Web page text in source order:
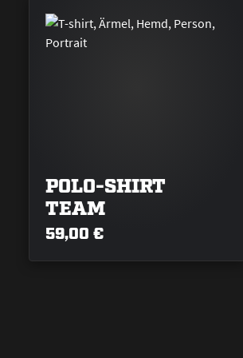
POLO-SHIRT
TEAM
59,00 €